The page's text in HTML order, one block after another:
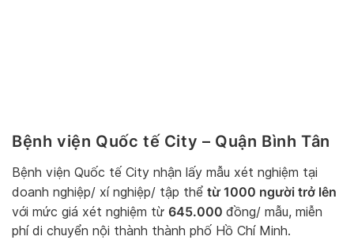
Bệnh viện Quốc tế City – Quận Bình Tân
Bệnh viện Quốc tế City nhận lấy mẫu xét nghiệm tại
doanh nghiệp/ xí nghiệp/ tập thể từ 1000 người trở lên
với mức giá xét nghiệm từ 645.000 đồng/ mẫu, miễn
phí di chuyển nội thành thành phố Hồ Chí Minh.